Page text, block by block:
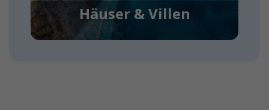
Häuser & Villen